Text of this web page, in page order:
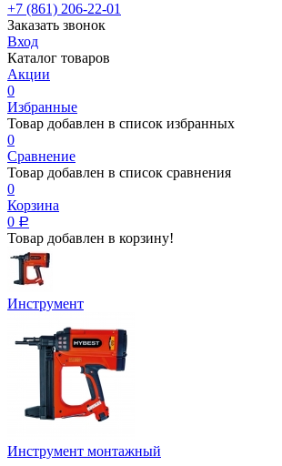
+7 (861) 206-22-01
Заказать звонок
Вход
Каталог товаров
Акции
0
Избранные
Товар добавлен в список избранных
0
Сравнение
Товар добавлен в список сравнения
0
Корзина
0 Р
Товар добавлен в корзину!
Инструмент
Инструмент монтажный